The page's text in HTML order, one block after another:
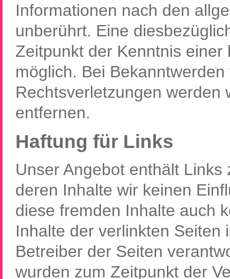
Informationen nach den
unberührt. Eine
Zeitpunkt der Kenntnis
möglich. Bei
Rechtsverletzungen werden
entfernen.
Haftung für Links
Unser Angebot enthält
deren Inhalte wir keinen
diese fremden Inhalte auch
Inhalte der verlinkten Seiten
Betreiber der Seiten
wurden zum Zeitpunkt der